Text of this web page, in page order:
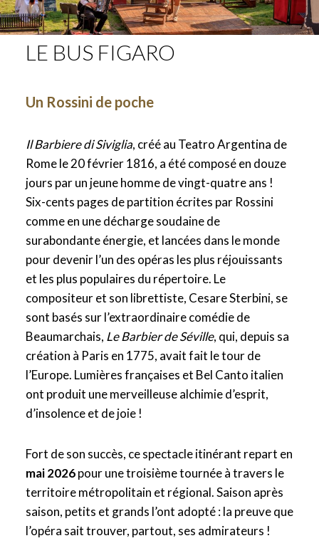
LE BUS FIGARO
Un Rossini de poche
Il Barbiere di Siviglia, créé au Teatro Argentina de
Rome le 20 février 1816, a été composé en douze
jours par un jeune homme de vingt-quatre ans !
Six-cents pages de partition écrites par Rossini
comme en une décharge soudaine de
surabondante énergie, et lancées dans le monde
pour devenir l’un des opéras les plus réjouissants
et les plus populaires du répertoire. Le
compositeur et son librettiste, Cesare Sterbini, se
sont basés sur l’extraordinaire comédie de
Beaumarchais, Le Barbier de Séville, qui, depuis sa
création à Paris en 1775, avait fait le tour de
l’Europe. Lumières françaises et Bel Canto italien
ont produit une merveilleuse alchimie d’esprit,
d’insolence et de joie !
Fort de son succès, ce spectacle itinérant repart en
mai 2026pour une troisième tournée à travers le
territoire métropolitain et régional. Saison après
saison, petits et grands l’ont adopté : la preuve que
l’opéra sait trouver, partout, ses admirateurs !